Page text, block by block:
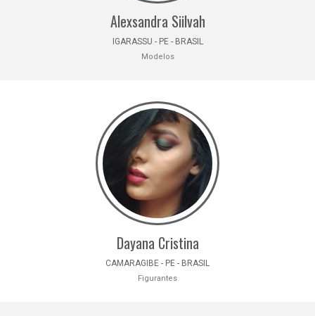
Alexsandra Siilvah
IGARASSU - PE - BRASIL
Modelos
Dayana Cristina
CAMARAGIBE - PE - BRASIL
Figurantes